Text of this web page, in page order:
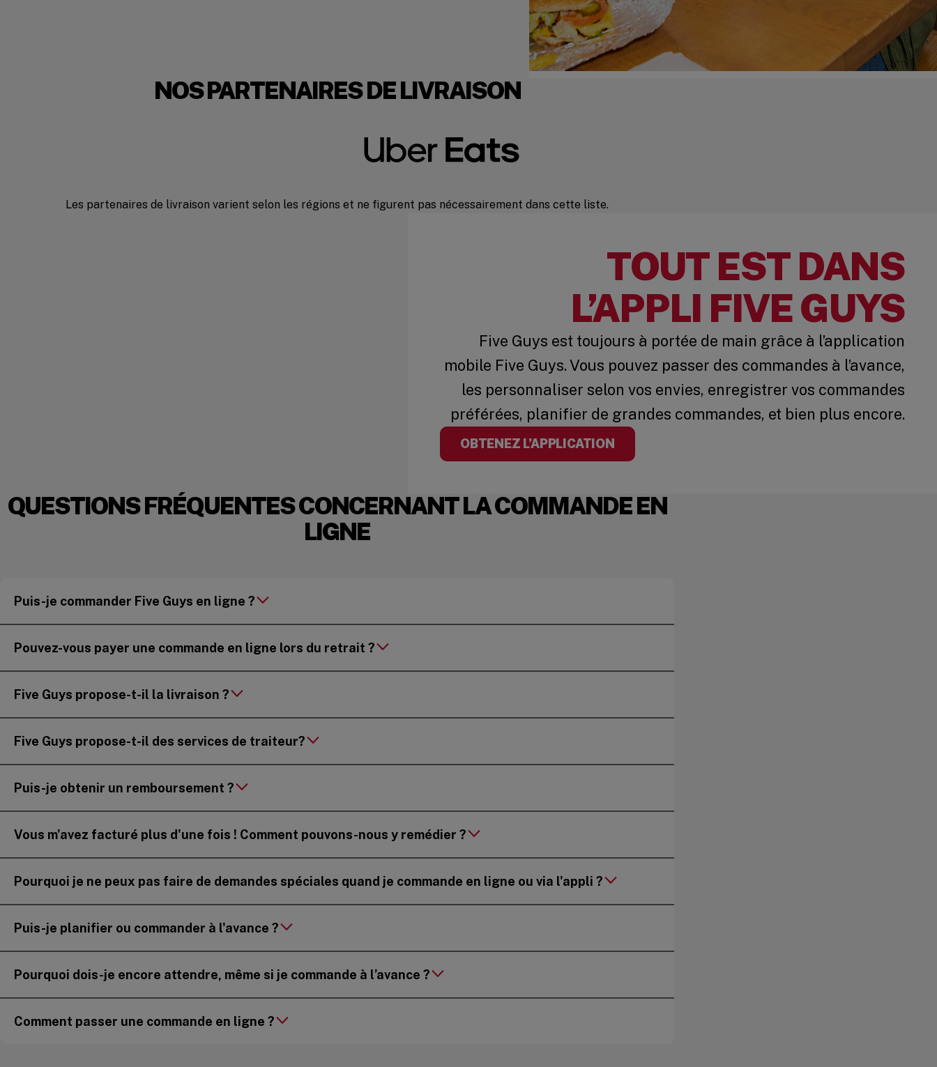
NOS PARTENAIRES DE LIVRAISON
Les partenaires de livraison varient selon les régions et ne figurent pas nécessairement dans cette liste.
TOUT EST DANS
L’APPLI FIVE GUYS
Five Guys est toujours à portée de main grâce à l’application
mobile Five Guys. Vous pouvez passer des commandes à l’avance,
les personnaliser selon vos envies, enregistrer vos commandes
préférées, planifier de grandes commandes, et bien plus encore.
OBTENEZ L’APPLICATION
QUESTIONS FRÉQUENTES CONCERNANT LA COMMANDE EN
LIGNE
Puis-je commander Five Guys en ligne ?
Pouvez-vous payer une commande en ligne lors du retrait ?
Five Guys propose-t-il la livraison ?
Five Guys propose-t-il des services de traiteur?
Puis-je obtenir un remboursement ?
Vous m'avez facturé plus d'une fois ! Comment pouvons-nous y remédier ?
Pourquoi je ne peux pas faire de demandes spéciales quand je commande en ligne ou via l'appli ?
Puis-je planifier ou commander à l'avance ?
Pourquoi dois-je encore attendre, même si je commande à l’avance ?
Comment passer une commande en ligne ?